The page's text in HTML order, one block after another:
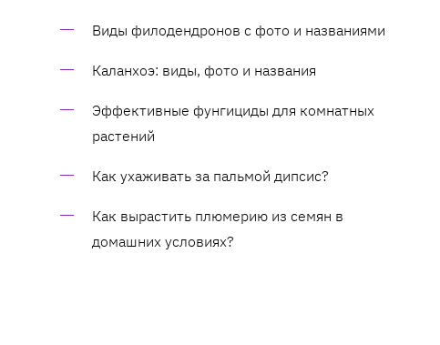
Виды филодендронов с фото и названиями
Каланхоэ: виды, фото и названия
Эффективные фунгициды для комнатных
растений
Как ухаживать за пальмой дипсис?
Как вырастить плюмерию из семян в
домашних условиях?